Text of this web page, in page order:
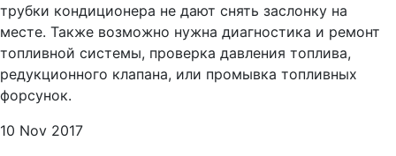
трубки кондиционера не дают снять заслонку на
месте. Также возможно нужна диагностика и ремонт
топливной системы, проверка давления топлива,
редукционного клапана, или промывка топливных
форсунок.
10 Nov 2017